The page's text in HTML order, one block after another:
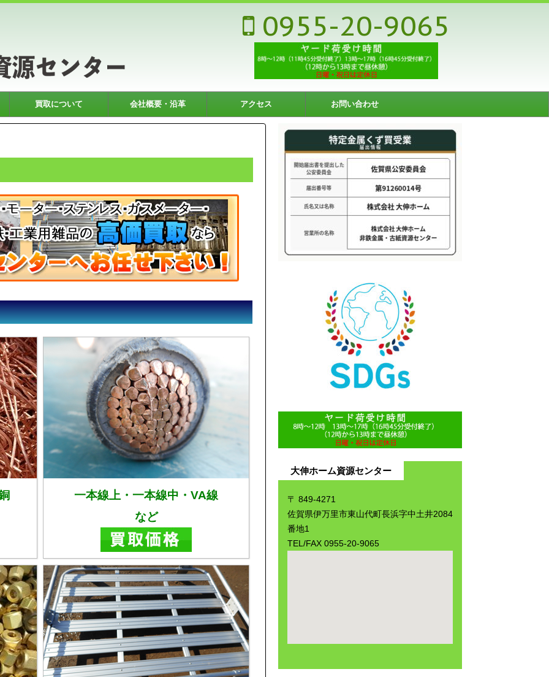
0955-20-9065
買取について 会社概要・沿革 アクセス お問い合わせ
一本線上・一本線中・VA線
など
大伸ホーム資源センター
〒 849-4271
佐賀県伊万里市東山代町長浜字中土井2084
番地1
TEL/FAX 0955-20-9065